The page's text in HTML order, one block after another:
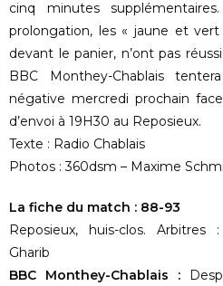
cinq minutes
prolongation, les « jaune et vert
devant le panier, n’ont pas
BBC Monthey-Chablais
négative mercredi prochain
d’envoi à 19H30 au Reposieux.
Texte : Radio Chablais
Photos : 360dsm – Maxime
La fiche du match : 88-93
Reposieux, huis-clos. Arbitres
Gharib
BBC Monthey-Chablais :